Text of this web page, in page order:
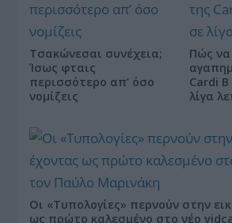
Τσακώνεσαι συνέχεια;
Ίσως φταις
περισσότερο απ’ όσο
νομίζεις
Πώς να
Cardi
λίγα
Οι «Τυπολογίες» περνούν στην
ως πρώτο καλεσμένο στο νέο